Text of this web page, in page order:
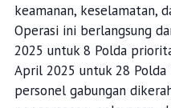
keamanan, keselamatan,
Operasi ini berlangsung
2025 untuk 8 Polda
April 2025 untuk 28 Polda
personel gabungan